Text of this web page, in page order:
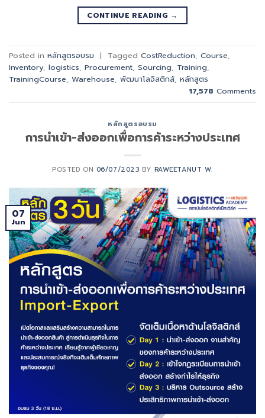
CONTINUE READING →
Posted in หลักสูตรอบรม | Tagged CostReduction, Course,
Inventory, logistics, Procurement, Sourcing, Training,
TrainingCourse, Warehouse, พัฒนาโลจิสติกส์, หลักสูตร
17,578 Comments
หลักสูตรอบรม
การนำเข้า-ส่งออกเพื่อการค้าระหว่างประเทศ
POSTED ON 06/07/2023 BY RAWEETANUT W.
07
Jun